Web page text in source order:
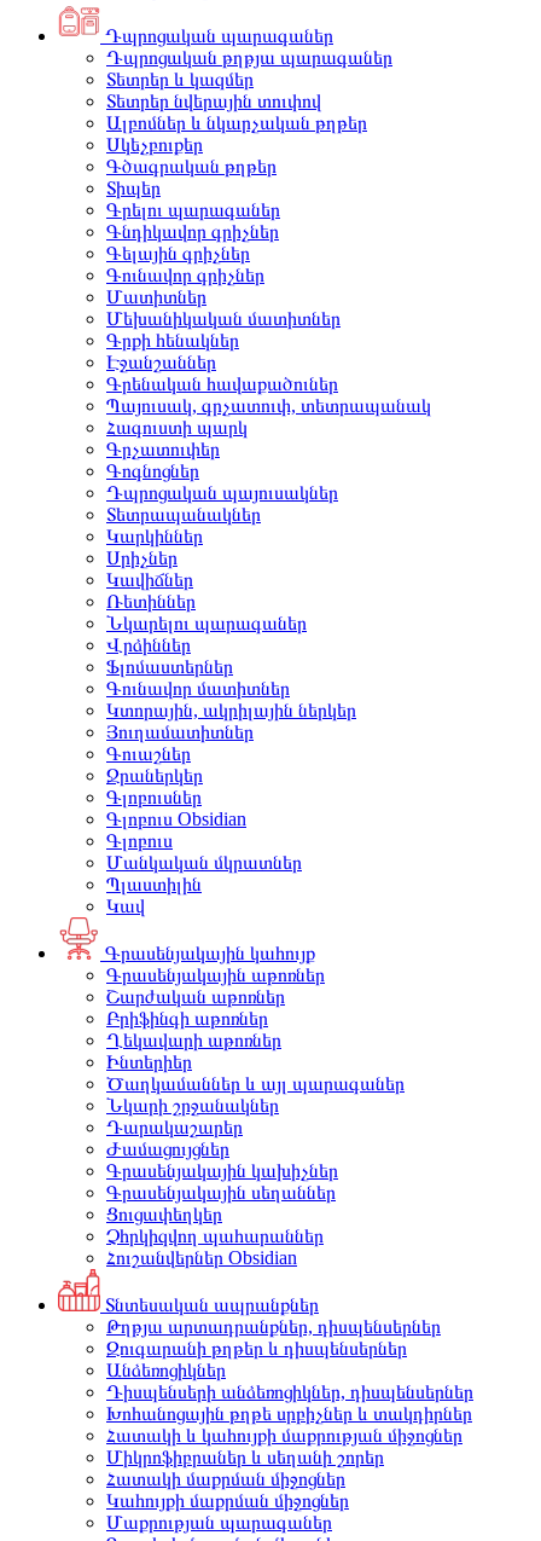
Դպրոցական պարագաներ
Դպրոցական թղթյա պարագաներ
Տետրեր և կազմեր
Տետրեր նվերային տուփով
Ալբոմներ և նկարչական թղթեր
Սկեչբուքեր
Գծագրական թղթեր
Տիպեր
Գրելու պարագաներ
Գնդիկավոր գրիչներ
Գելային գրիչներ
Գունավոր գրիչներ
Մատիտներ
Մեխանիկական մատիտներ
Գրքի հենակներ
Էջանշաններ
Գրենական հավաքածուներ
Պայուսակ, գրչատուփ, տետրապանակ
Հագուստի պարկ
Գրչատուփեր
Գոգնոցներ
Դպրոցական պայուսակներ
Տետրապանակներ
Կարկիններ
Սրիչներ
Կավիճներ
Ռետիններ
Նկարելու պարագաներ
Վրձիններ
Ֆլոմաստերներ
Գունավոր մատիտներ
Կտորային, ակրիլային ներկեր
Յուղամատիտներ
Գուաշներ
Ջրաներկեր
Գլոբուսներ
Գլոբուս Obsidian
Գլոբուս
Մանկական մկրատներ
Պլաստիլին
Կավ
Գրասենյակային կահույք
Գրասենյակային աթոռներ
Շարժական աթոռներ
Բրիֆինգի աթոռներ
Ղեկավարի աթոռներ
Ինտերիեր
Ծաղկամաններ և այլ պարագաներ
Նկարի շրջանակներ
Դարակաշարեր
Ժամացույցներ
Գրասենյակային կախիչներ
Գրասենյակային սեղաններ
Ցուցափեղկեր
Չհրկիզվող պահարաններ
Հուշանվերներ Obsidian
Տնտեսական ապրանքներ
Թղթյա արտադրանքներ, դիսպենսերներ
Զուգարանի թղթեր և դիսպենսերներ
Անձեռոցիկներ
Դիսպենսերի անձեռոցիկներ, դիսպենսերներ
Խոհանոցային թղթե սրբիչներ և տակդիրներ
Հատակի և կահույքի մաքրության միջոցներ
Միկրոֆիբրաներ և սեղանի շորեր
Հատակի մաքրման միջոցներ
Կահույքի մաքրման միջոցներ
Մաքրության պարագաներ